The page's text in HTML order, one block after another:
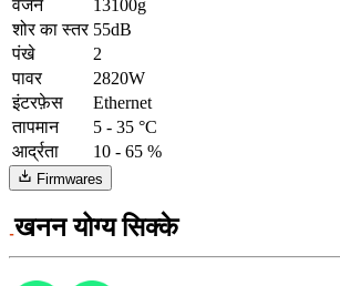
वजन
13100g
शोर का स्तर 55dB
पंखे
2
पावर
2820W
इंटरफ़ेस
Ethernet
तापमान
5 - 35 °C
आर्द्रता
10 - 65 %
Firmwares
खनन योग्य सिक्के